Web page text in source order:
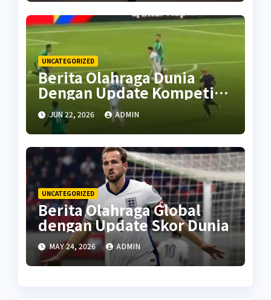
UNCATEGORIZED
Berita Olahraga Dunia
Dengan Update Kompetisi
Terbaru
JUN 22, 2026 ADMIN
UNCATEGORIZED
Berita Olahraga Global
dengan Update Skor Dunia
MAY 24, 2026 ADMIN